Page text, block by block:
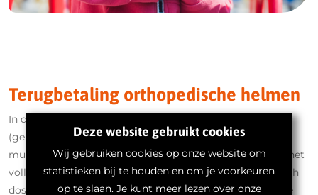
Terugbetaling orthopedische helmen
In de meeste gevallen wordt een orthopedische helm
(geheel of gedeeltelijk terugbetaald) via de Belgische
mutualiteit of Nederlandse zorgverzekering. Wij nemen het
volledige administratieve traject op ons. Van het technisch
dossier tot overleg met je arts. Van aanvraag tot correcte
Deze website gebruikt cookies
Wij gebruiken cookies op onze website om
statistieken bij te houden en om je voorkeuren
op te slaan. Je kunt meer lezen over onze